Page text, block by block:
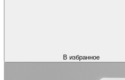
В избранное